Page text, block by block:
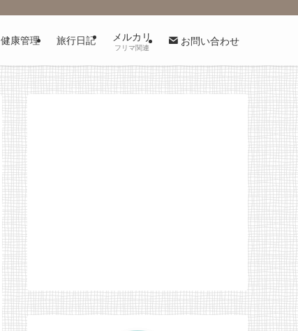
健康管理 旅行日記 メルカリ
フリマ関連
お問い合わせ